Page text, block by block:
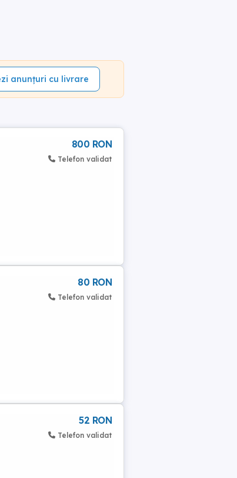
anunțuri cu livrare
800 RON
Telefon validat
80 RON
Telefon validat
52 RON
Telefon validat